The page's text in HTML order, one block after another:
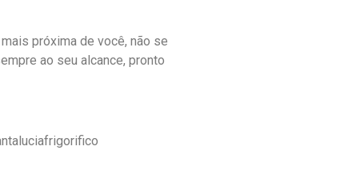
próxima de você, não se
ao seu alcance, pronto